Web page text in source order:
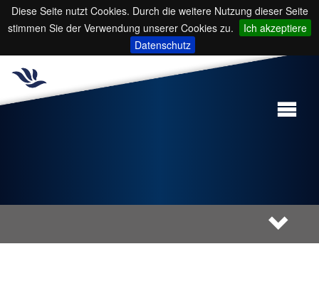
Diese Seite nutzt Cookies. Durch die weitere Nutzung dieser Seite
stimmen Sie der Verwendung unserer Cookies zu.
Ich akzeptiere
Datenschutz